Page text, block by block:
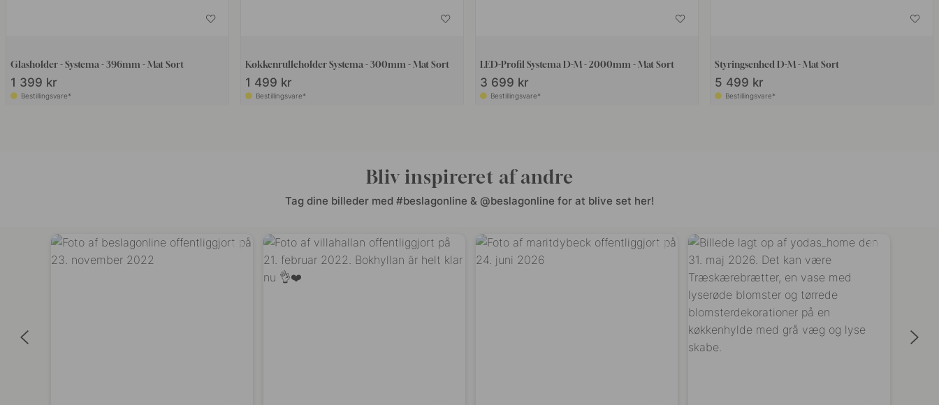
Glasholder - Systema - 396mm - Mat Sort
1 399 kr
Bestillingsvare*
Køkkenrulleholder Systema - 300mm - Mat Sort
1 499 kr
Bestillingsvare*
LED-Profil Systema D-M - 2000mm - Mat Sort
3 699 kr
Bestillingsvare*
Styringsenhed D-M - Mat Sort
5 499 kr
Bestillingsvare*
Bliv inspireret af andre
Tag dine billeder med #beslagonline & @beslagonline for at blive set her!